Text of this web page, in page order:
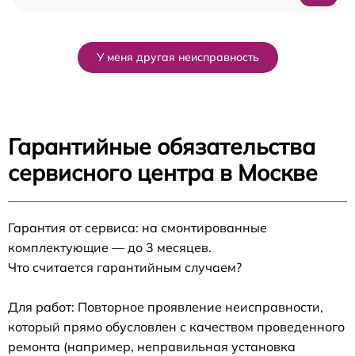
У меня другая неисправность
Гарантийные обязательства
сервисного центра в Москве
Гарантия от сервиса: на смонтированные
комплектующие — до 3 месяцев.
Что считается гарантийным случаем?
Для работ: Повторное проявление неисправности,
который прямо обусловлен с качеством проведенного
ремонта (например, неправильная установка